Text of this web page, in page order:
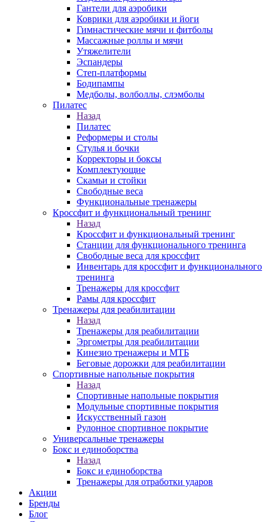
Гантели для аэробики
Коврики для аэробики и йоги
Гимнастические мячи и фитболы
Массажные роллы и мячи
Утяжелители
Эспандеры
Степ-платформы
Бодипампы
Медболы, волболлы, слэмболы
Пилатес
Назад
Пилатес
Реформеры и столы
Стулья и бочки
Корректоры и боксы
Комплектующие
Скамьи и стойки
Свободные веса
Функциональные тренажеры
Кроссфит и функциональный тренинг
Назад
Кроссфит и функциональный тренинг
Станции для функционального тренинга
Свободные веса для кроссфит
Инвентарь для кроссфит и функционального
тренинга
Тренажеры для кроссфит
Рамы для кроссфит
Тренажеры для реабилитации
Назад
Тренажеры для реабилитации
Эргометры для реабилитации
Кинезио тренажеры и МТБ
Беговые дорожки для реабилитации
Спортивные напольные покрытия
Назад
Спортивные напольные покрытия
Модульные спортивные покрытия
Искусственный газон
Рулонное спортивное покрытие
Универсальные тренажеры
Бокс и единоборства
Назад
Бокс и единоборства
Тренажеры для отработки ударов
Акции
Бренды
Блог